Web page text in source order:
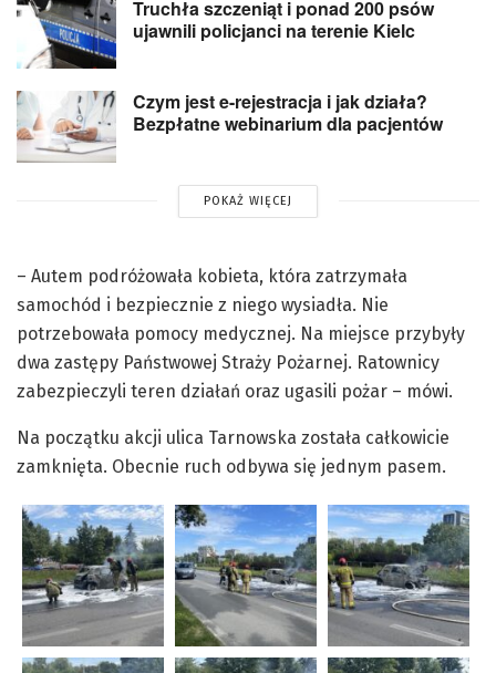
Truchła szczeniąt i ponad 200 psów
ujawnili policjanci na terenie Kielc
Czym jest e-rejestracja i jak działa?
Bezpłatne webinarium dla pacjentów
POKAŻ WIĘCEJ
– Autem podróżowała kobieta, która zatrzymała
samochód i bezpiecznie z niego wysiadła. Nie
potrzebowała pomocy medycznej. Na miejsce przybyły
dwa zastępy Państwowej Straży Pożarnej. Ratownicy
zabezpieczyli teren działań oraz ugasili pożar – mówi.
Na początku akcji ulica Tarnowska została całkowicie
zamknięta. Obecnie ruch odbywa się jednym pasem.